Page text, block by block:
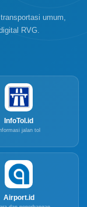
umum,
RVG.
InfoTol.id
jalan tol
Airport.id